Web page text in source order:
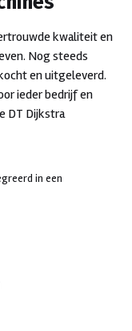
kwaliteit en
Nog steeds
en uitgeleverd.
ieder bedrijf en
DT Dijkstra
in een